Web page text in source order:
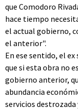
que Comodoro
hace tiempo
el actual gobierno,
el anterior".
En ese sentido, el
que si esta obra no
gobierno anterior,
abundancia
servicios destrozada